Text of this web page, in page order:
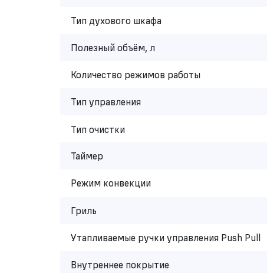
Тип духового шкафа
Полезный объём, л
Количество режимов работы
Тип управления
Тип очистки
Таймер
Режим конвекции
Гриль
Утапливаемые ручки управления Push Pull
Внутреннее покрытие